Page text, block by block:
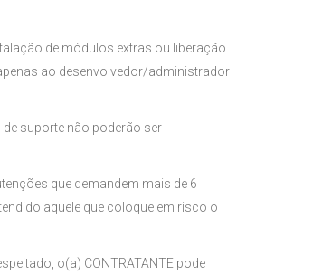
de módulos extras ou liberação
ao desenvolvedor/administrador
suporte não poderão ser
que demandem mais de 6
aquele que coloque em risco o
o(a) CONTRATANTE pode